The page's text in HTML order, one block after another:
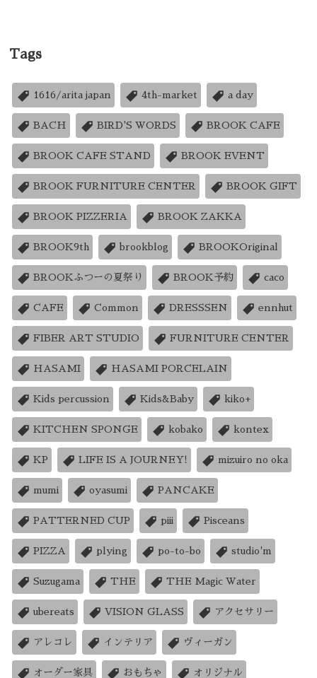
Tags
1616/arita japan 4th-market a day
BACH BIRD'S WORDS BROOK CAFE
BROOK CAFE STAND BROOK EVENT
BROOK FURNITURE CENTER BROOK GIFT
BROOK PIZZERIA BROOK ZAKKA
BROOK9th brookblog BROOKOriginal
BROOKふつーの夏祭り BROOK予約 caco
CAFE Common DRESSSEN ennhut
FIBER ART STUDIO FURNITURE CENTER
HASAMI HASAMI PORCELAIN
Kids percussion Kids&Baby kiko+
KITCHEN SPONGE kobako kontex
KP LIFE IS A JOURNEY! mizuiro no oka
mumi oyasumi PANCAKE
PATTERNED CUP piii Pisceans
PIZZA plying po-to-bo studio'm
Suzugama THE THE Magic Water
ubereats VISION GLASS アクセサリー
アレコレ インテリア ヴィーガン
オーダー家具 おもちゃ オリジナル